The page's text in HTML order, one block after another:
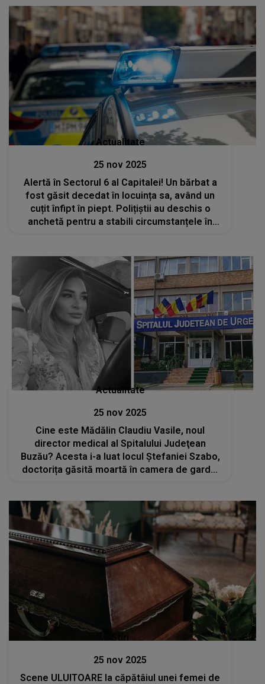
Actualitate
25 nov 2025
Alertă în Sectorul 6 al Capitalei! Un bărbat a
fost găsit decedat în locuința sa, având un
cuțit înfipt în piept. Polițiștii au deschis o
anchetă pentru a stabili circumstanțele în
Actualitate
25 nov 2025
Cine este Mădălin Claudiu Vasile, noul
director medical al Spitalului Judeţean
Buzău? Acesta i-a luat locul Ștefaniei Szabo,
doctorița găsită moartă în camera de gardă,
Stiri
25 nov 2025
Scene ULUITOARE la căpătâiul unei femei de